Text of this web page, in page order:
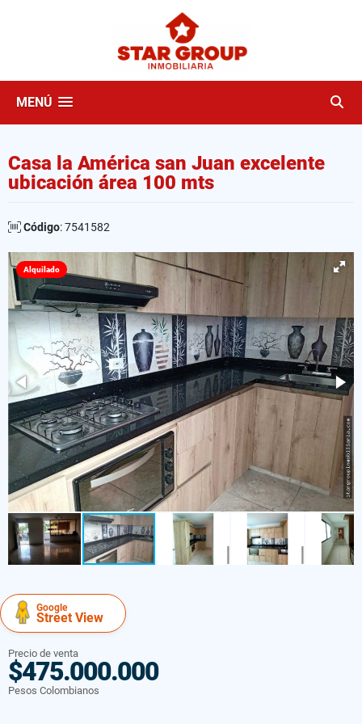
MENÚ
Casa la América san Juan excelente
ubicación área 100 mts
Código: 7541582
Alquilado
Google
Street View
Precio de venta
$475.000.000
Pesos Colombianos